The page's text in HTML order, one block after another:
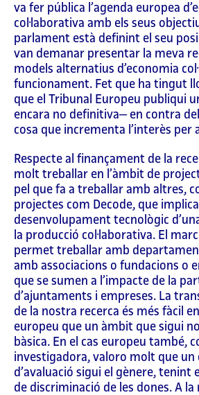
va fer pública l’agenda europea
col·laborativa amb els seus
parlament està definint el seu
van demanar presentar la meva
models alternatius d’economia
funcionament. Fet que ha tingut
que el Tribunal Europeu publiqui
encara no definitiva‒ en contra
cosa que incrementa l’interès per
Respecte al finançament de la
molt treballar en l’àmbit de
pel que fa a treballar amb altres,
projectes com Decode, que implica
desenvolupament tecnològic
la producció col·laborativa. El
permet treballar amb
amb associacions o fundacions o
que se sumen a l’impacte de la
d’ajuntaments i empreses. La
de la nostra recerca és més fàcil
europeu que un àmbit que sigui
bàsica. En el cas europeu també,
investigadora, valoro molt que un
d’avaluació sigui el gènere, tenint
de discriminació de les dones. A